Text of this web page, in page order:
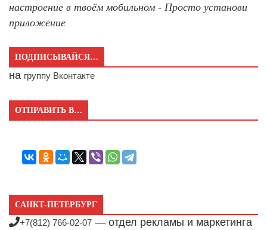
настроение в твоём мобильном - Просто установи
приложение
ПОДПИСЫВАЙСЯ…
на группу Вконтакте
ОТПРАВИТЬ В…
САНКТ-ПЕТЕРБУРГ
+7(812) 766-02-07 — отдел рекламы и маркетинга